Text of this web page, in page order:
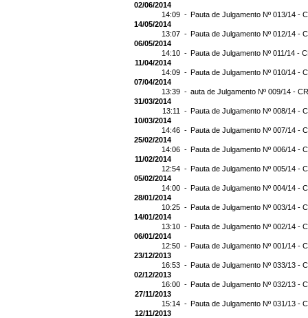
02/06/2014
14:09 - Pauta de Julgamento Nº 013/14 -
14/05/2014
13:07 - Pauta de Julgamento Nº 012/14 -
06/05/2014
14:10 - Pauta de Julgamento Nº 011/14 -
11/04/2014
14:09 - Pauta de Julgamento Nº 010/14 -
07/04/2014
13:39 - auta de Julgamento Nº 009/14 -
31/03/2014
13:11 - Pauta de Julgamento Nº 008/14 -
10/03/2014
14:46 - Pauta de Julgamento Nº 007/14 -
25/02/2014
14:06 - Pauta de Julgamento Nº 006/14 -
11/02/2014
12:54 - Pauta de Julgamento Nº 005/14 -
05/02/2014
14:00 - Pauta de Julgamento Nº 004/14 -
28/01/2014
10:25 - Pauta de Julgamento Nº 003/14 -
14/01/2014
13:10 - Pauta de Julgamento Nº 002/14 -
06/01/2014
12:50 - Pauta de Julgamento Nº 001/14 -
23/12/2013
16:53 - Pauta de Julgamento Nº 033/13 -
02/12/2013
16:00 - Pauta de Julgamento Nº 032/13 -
27/11/2013
15:14 - Pauta de Julgamento Nº 031/13 -
12/11/2013